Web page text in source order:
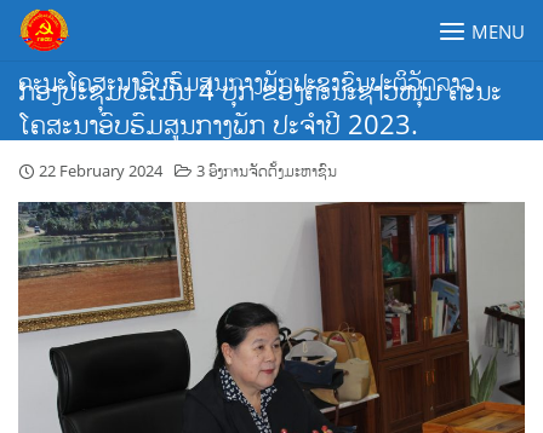
Skip
content
ຄະນະໂຄສະນາອົບຮົມສູນກາງພັກປະຊາຊົນປະຕິວັດລາວ
MENU
ກອງປະຊຸມປະເມີນ 4 ບຸກ ຂອງຄະນະຊາວໜຸ່ມ ຄະນະ
ໂຄສະນາອົບຮົມສູນກາງພັກ ປະຈໍາປີ 2023.
22 February 2024 3 ອົງການຈັດຕັ້ງມະຫາຊົນ